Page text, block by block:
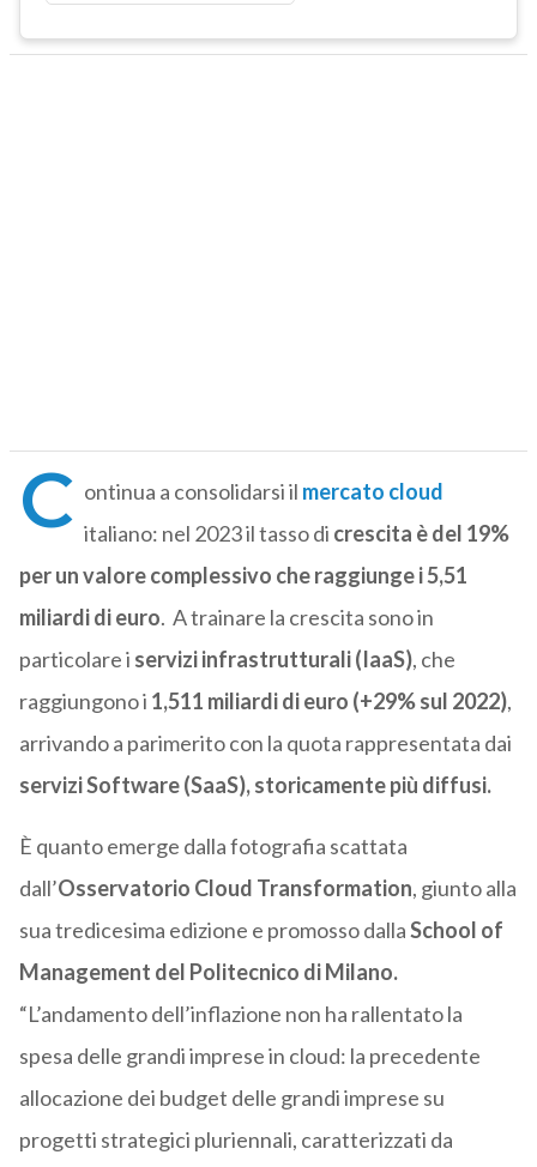
C ontinua a consolidarsi il mercato cloud
italiano: nel 2023 il tasso di crescita è del 19%
per un valore complessivo che raggiunge i 5,51
miliardi di euro. A trainare la crescita sono in
particolare i servizi infrastrutturali (IaaS), che
raggiungono i 1,511 miliardi di euro (+29% sul 2022),
arrivando a parimerito con la quota rappresentata dai
servizi Software (SaaS), storicamente più diffusi.
È quanto emerge dalla fotografia scattata
dall’Osservatorio Cloud Transformation, giunto alla
sua tredicesima edizione e promosso dallaSchool of
Management del Politecnico di Milano.
“L’andamento dell’inflazione non ha rallentato la
spesa delle grandi imprese in cloud: la precedente
allocazione dei budget delle grandi imprese su
progetti strategici pluriennali, caratterizzati da